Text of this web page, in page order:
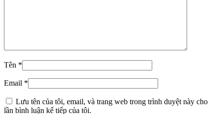
Tên *
Email *
Lưu tên của tôi, email, và trang web trong trình duyệt này cho
lần bình luận kế tiếp của tôi.